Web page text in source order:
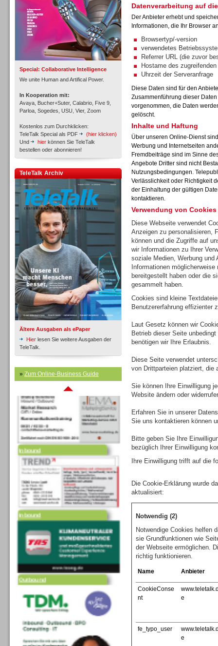
Special: Collaborative Intelligence
We unite Human and Artifical Power.
In Kooperation mit:
Avaya, Bucher+Suter, Calabrio, Five 9,
Parloa, Sogedes, USU, Vier, Zoom
Kostenlos zum Durchklicken:
TeleTalk Special als PDF
(hier klicken)
Und
hier können Sie TeleTalk
bestellen oder abonnieren!
TeleTalk Archiv
Ältere Ausgaben als ePaper
Hier lesen Sie weitere Ausgaben der
TeleTalk.
» Zum Online-Business Guide
Inbound
Inbound
Inbound
Inbound
Inbound
Inbound
Datenverarbeitung auf
Der Anbieter erhebt und
Informationen, die Ihr Browser
Browsertyp/-version
verwendetes
Referrer URL (die zuvor
Hostame des
Uhrzeit der Serveranfrage
Diese Daten sind für den
Zusammenführung dieser
vorgenommen, die Daten
gelöscht.
Inhalte und Haftung
Über unseren Online-Dienst
Werbung und Internetseiten
Fremdbeiträge sind im Sinne
Angebote Dritter sind nicht
Nutzungsbedingungen.
Verlässlichkeit oder Richtigkeit
der Einhaltung der gültigen
kontaktieren.
Verwendung von Cookies
Diese Webseite verwendet
Anzeigen zu personalisieren,
können und die Zugriffe auf
wir Informationen zu Ihrer
soziale Medien, Werbung und
Informationen
bereitgestellt haben oder die
gesammelt haben.
Cookies sind kleine
Benutzererfahrung effizienter
Laut Gesetz können wir
Betrieb dieser Seite
benötigen wir Ihre Erlaubnis.
Diese Seite verwendet
von Drittparteien platziert, die
Sie können Ihre Einwilligung
Website ändern oder
Erfahren Sie in unserer
Sie uns kontaktieren können
Bitte geben Sie Ihre
bezüglich Ihrer Einwilligung
Ihre Einwilligung trifft auf die
Die Cookie-Erklärung wurde
aktualisiert:
Notwendig (2)
Notwendige Cookies helfen
sie Grundfunktionen wie
der Webseite ermöglichen.
richtig funktionieren.
Name Anbieter
CookieConse
nt
e
fe_typo_user
e